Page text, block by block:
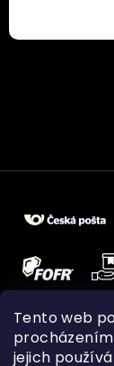
Tento web
jejich